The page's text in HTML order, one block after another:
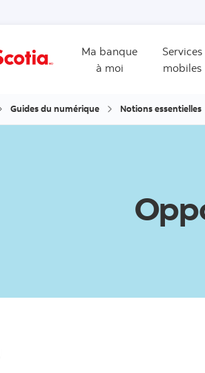
Ma banque
à moi
Services
mobiles
Guides du numérique Notions essentielles